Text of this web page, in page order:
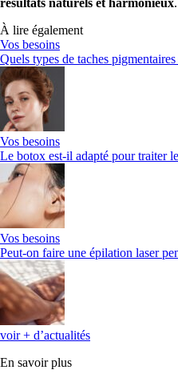
résultats naturels et harmonieux.
À lire également
Vos besoins
Quels types de taches
Vos besoins
Le botox est-il adapté pour traiter
Vos besoins
Peut-on faire une épilation laser
voir + d’actualités
En savoir plus